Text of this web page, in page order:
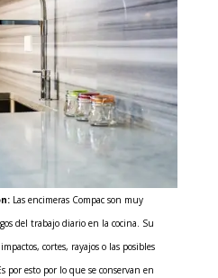
Las encimeras Compac son muy
del trabajo diario en la cocina. Su
cortes, rayajos o las posibles
por esto por lo que se conservan en